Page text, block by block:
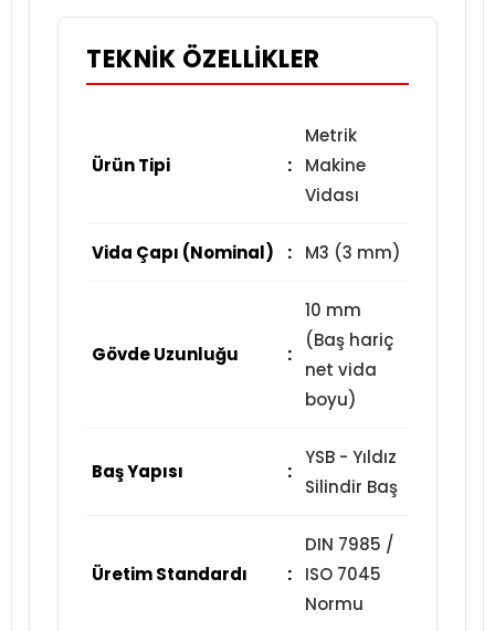
TEKNIK ÖZELLIKLER
Ürün Tipi :
Metrik
Makine
Vidası
Vida Çapı (Nominal) : M3 (3 mm)
Gövde Uzunluğu :
10 mm
(Baş hariç
net vida
boyu)
Baş Yapısı :
YSB - Yıldız
Silindir Baş
Üretim Standardı :
DIN 7985 /
ISO 7045
Normu